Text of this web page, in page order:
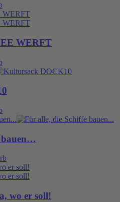
Optionen
können
auf
der
Produktseite
WERFT
bauen…
wo er soll!